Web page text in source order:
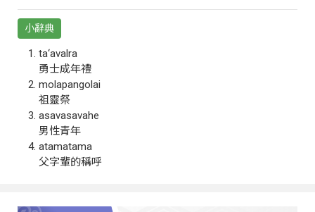
小辭典
ta‘avalra
勇士成年禮
molapangolai
祖靈祭
asavasavahe
男性青年
atamatama
父字輩的稱呼